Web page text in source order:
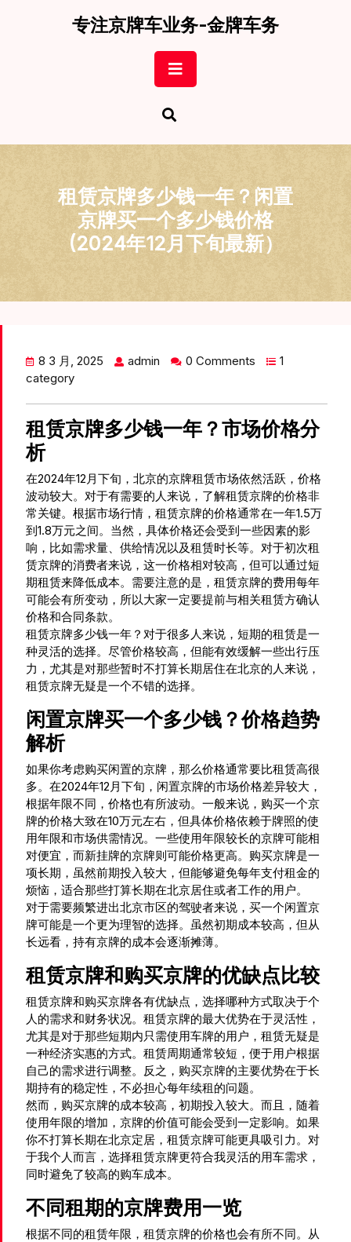
专注京牌车业务-金牌车务
Button
租赁京牌多少钱一年？闲置
京牌买一个多少钱价格
(2024年12月下旬最新）
8 3 月, 2025 admin 0 Comments
1
category
租赁京牌多少钱一年？市场价格分
析
在2024年12月下旬，北京的京牌租赁市场依然活跃，价格
波动较大。对于有需要的人来说，了解租赁京牌的价格非
常关键。根据市场行情，租赁京牌的价格通常在一年1.5万
到1.8万元之间。当然，具体价格还会受到一些因素的影
响，比如需求量、供给情况以及租赁时长等。对于初次租
赁京牌的消费者来说，这一价格相对较高，但可以通过短
期租赁来降低成本。需要注意的是，租赁京牌的费用每年
可能会有所变动，所以大家一定要提前与相关租赁方确认
价格和合同条款。
租赁京牌多少钱一年？对于很多人来说，短期的租赁是一
种灵活的选择。尽管价格较高，但能有效缓解一些出行压
力，尤其是对那些暂时不打算长期居住在北京的人来说，
租赁京牌无疑是一个不错的选择。
闲置京牌买一个多少钱？价格趋势
解析
如果你考虑购买闲置的京牌，那么价格通常要比租赁高很
多。在2024年12月下旬，闲置京牌的市场价格差异较大，
根据年限不同，价格也有所波动。一般来说，购买一个京
牌的价格大致在10万元左右，但具体价格依赖于牌照的使
用年限和市场供需情况。一些使用年限较长的京牌可能相
对便宜，而新挂牌的京牌则可能价格更高。购买京牌是一
项长期，虽然前期投入较大，但能够避免每年支付租金的
烦恼，适合那些打算长期在北京居住或者工作的用户。
对于需要频繁进出北京市区的驾驶者来说，买一个闲置京
牌可能是一个更为理智的选择。虽然初期成本较高，但从
长远看，持有京牌的成本会逐渐摊薄。
租赁京牌和购买京牌的优缺点比较
租赁京牌和购买京牌各有优缺点，选择哪种方式取决于个
人的需求和财务状况。租赁京牌的最大优势在于灵活性，
尤其是对于那些短期内只需使用车牌的用户，租赁无疑是
一种经济实惠的方式。租赁周期通常较短，便于用户根据
自己的需求进行调整。反之，购买京牌的主要优势在于长
期持有的稳定性，不必担心每年续租的问题。
然而，购买京牌的成本较高，初期投入较大。而且，随着
使用年限的增加，京牌的价值可能会受到一定影响。如果
你不打算长期在北京定居，租赁京牌可能更具吸引力。对
于我个人而言，选择租赁京牌更符合我灵活的用车需求，
同时避免了较高的购车成本。
不同租期的京牌费用一览
根据不同的租赁年限，租赁京牌的价格也会有所不同。从